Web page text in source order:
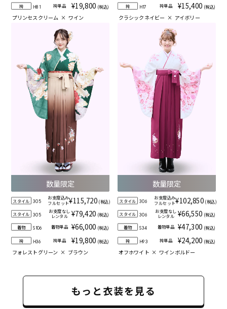
袴 H81 袴単品 ¥19,800 (税込)
プリンセスクリーム × ワイン
袴 H17 袴単品 ¥15,400 (税込)
クラシックネイビー × アイボリー
数量限定
スタイル 305
お支度込み
フルセット¥115,720 (税込)
スタイル 305
お支度なし
レンタル
¥79,420 (税込)
着物 S106 着物単品 ¥66,000 (税込)
袴 H36 袴単品 ¥19,800 (税込)
フォレストグリーン × ブラウン
数量限定
スタイル 306
お支度込み
フルセット¥102,850 (税込)
スタイル 306
お支度なし
レンタル ¥66,550 (税込)
着物 S34 着物単品 ¥47,300 (税込)
袴 H93 袴単品 ¥24,200 (税込)
オフホワイト × ワインボルドー
もっと衣装を見る